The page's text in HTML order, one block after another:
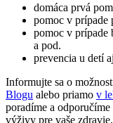
domáca prvá
pomoc v prípade
pomoc v prípade
a pod.
prevencia u detí
Informujte sa o
Blogu alebo priamo v
poradíme a
výživy pre vaše zdravie.